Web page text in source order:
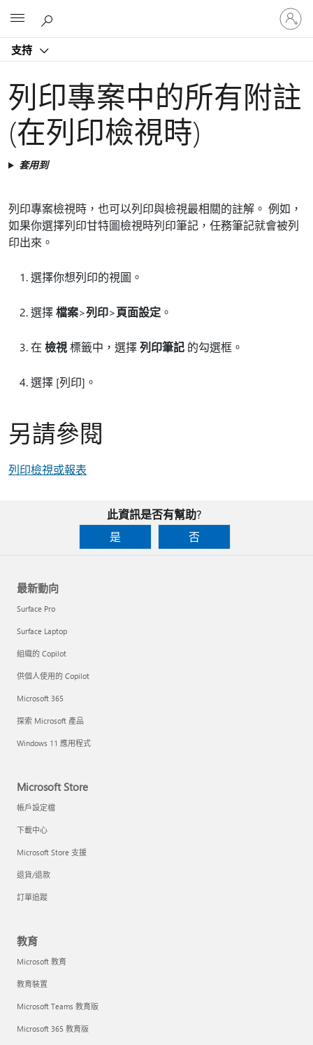
支持
登
入
您
戶
列印專案中的所有附註
(在列印檢視時)
套用到
列印專案檢視時，也可以列印與檢視最相關的註解。 例如，
如果你選擇列印甘特圖檢視時列印筆記，任務筆記就會被列
印出來。
選擇你想列印的視圖。
選擇檔案>列印>頁面設定 。
在 檢視標籤中，選擇列印筆記 的勾選框。
選擇 [列印] 。
另請參閱
列印檢視或報表
此資訊是否有幫助?
是
否
最新動向
Surface Pro
Surface Laptop
組織的 Copilot
供個人使用的 Copilot
Microsoft 365
探索 Microsoft 產品
Windows 11 應用程式
Microsoft Store
帳戶設定檔
下載中心
Microsoft Store 支援
退貨/退款
訂單追蹤
教育
Microsoft 教育
教育裝置
Microsoft Teams 教育版
Microsoft 365 教育版